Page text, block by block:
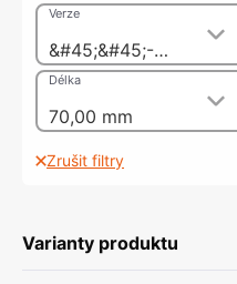
&#45;&#45;-Hranatá špička s patentovaným profilem dříku a víceúčelovou hlavou
Verze
70,00 mm
Délka
Zrušit filtry
Varianty produktu